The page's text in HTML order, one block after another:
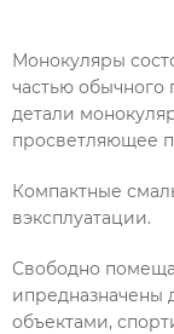
Монокуляры
частью обычного
детали
просветляющее
Компактные
вэксплуатации.
Свободно
ипредназначены
объектами,